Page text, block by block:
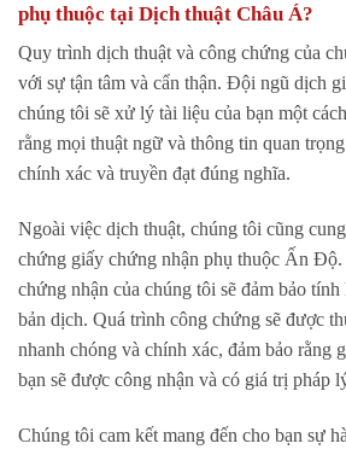
phụ thuộc tại Dịch thuật Châu Á?
Quy trình dịch thuật và công chứng của
với sự tận tâm và cẩn thận. Đội ngũ dịch
chúng tôi sẽ xử lý tài liệu của bạn một
rằng mọi thuật ngữ và thông tin quan
chính xác và truyền đạt đúng nghĩa.
Ngoài việc dịch thuật, chúng tôi cũng
chứng giấy chứng nhận phụ thuộc Ấn
chứng nhận của chúng tôi sẽ đảm bảo
bản dịch. Quá trình công chứng sẽ được
nhanh chóng và chính xác, đảm bảo rằng
bạn sẽ được công nhận và có giá trị pháp
Chúng tôi cam kết mang đến cho bạn sự